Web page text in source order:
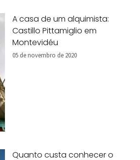
A casa de um alquimista:
Castillo Pittamiglio em
Montevidéu
05 de novembro de 2020
Quanto custa conhecer o